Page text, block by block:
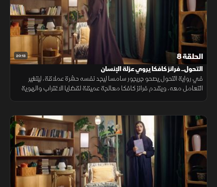
20:13 الحلقة 8
التحول.. فرانز كافكا يروي عزلة الإنسان
في رواية التحول يصحو جريجور سامسا ليجد نفسه حشرة عملاقة، ليتغير
التعامل معه، ويقدم فرانز كافكا معالجة عميقة لقضايا الاغتراب والهوية